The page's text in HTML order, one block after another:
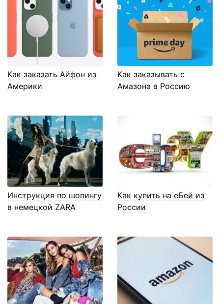
Как заказать Айфон из
Америки
Как заказывать с
Амазона в Россию
Инструкция по шопингу
в немецкой ZARA
Как купить на еБей из
России